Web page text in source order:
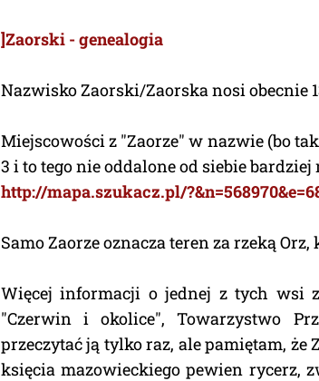
]Zaorski - genealogia
Nazwisko Zaorski/Zaorska nosi obecnie
Miejscowości z "Zaorze" w nazwie (bo
3 i to tego nie oddalone od siebie
http://mapa.szukacz.pl/
Samo Zaorze oznacza teren za rzeką
Więcej informacji o jednej z tych wsi
"Czerwin i okolice", Towarzystwo
przeczytać ją tylko raz, ale pamiętam, że
księcia mazowieckiego pewien rycerz,